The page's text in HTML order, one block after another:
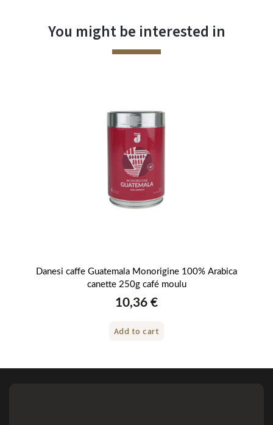
You might be interested in
Danesi caffe Guatemala Monorigine 100% Arabica
canette 250g café moulu
10,36 €
Add to cart